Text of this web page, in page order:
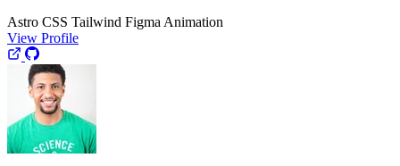
Astro CSS Tailwind Figma Animation
View Profile